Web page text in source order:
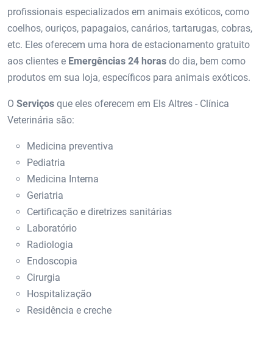
profissionais especializados em animais exóticos, como
coelhos, ouriços, papagaios, canários, tartarugas, cobras,
etc. Eles oferecem uma hora de estacionamento gratuito
aos clientes e Emergências 24 horas do dia, bem como
produtos em sua loja, específicos para animais exóticos.
O Serviços que eles oferecem em Els Altres - Clínica
Veterinária são:
Medicina preventiva
Pediatria
Medicina Interna
Geriatria
Certificação e diretrizes sanitárias
Laboratório
Radiologia
Endoscopia
Cirurgia
Hospitalização
Residência e creche